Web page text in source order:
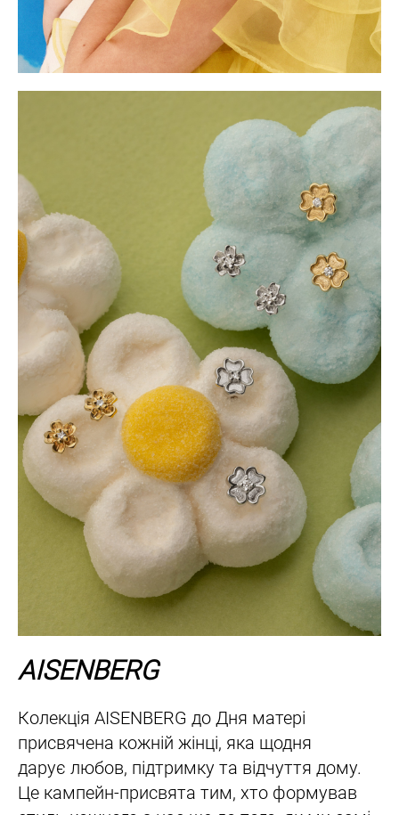
AISENBERG
Колекція AISENBERG до Дня матері
присвячена кожній жінці, яка щодня
дарує любов, підтримку та відчуття дому.
Це кампейн-присвята тим, хто формував